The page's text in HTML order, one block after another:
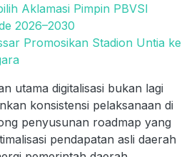
Aklamasi Pimpin PBVSI
2026–2030
Promosikan Stadion Untia ke
utama digitalisasi bukan lagi
konsistensi pelaksanaan di
penyusunan roadmap yang
pendapatan asli daerah